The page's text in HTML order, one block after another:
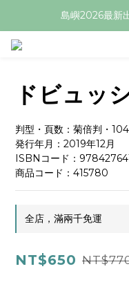
島嶼2026最新
ドビュッ
判型・頁数：菊倍判・
発行年月：2019年12月
ISBNコード：
商品コード：415780
全店，滿兩千免運
NT$650